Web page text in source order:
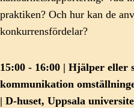
praktiken? Och hur kan de
konkurrensfördelar?
15:00 - 16:00 | Hjälper eller
kommunikation
| D-huset, Uppsala